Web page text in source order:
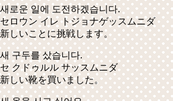
새로운 일에 도전하겠습니다.
セロウン イレ トジョナゲッスムニダ
新しいことに挑戦します。
새 구두를 샀습니다.
セ クドゥルル サッスムニダ
新しい靴を買いました。